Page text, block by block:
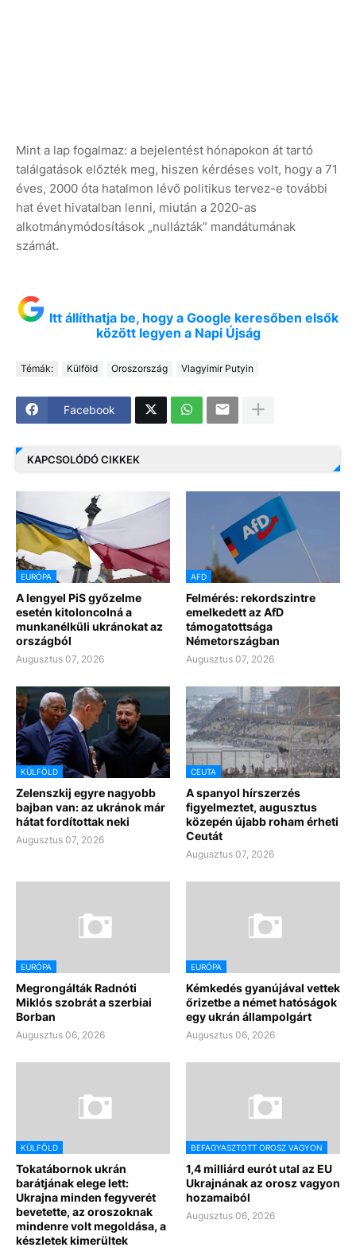
Mint a lap fogalmaz: a bejelentést hónapokon át tartó
találgatások előzték meg, hiszen kérdéses volt, hogy a 71
éves, 2000 óta hatalmon lévő politikus tervez-e további
hat évet hivatalban lenni, miután a 2020-as
alkotmánymódosítások „nullázták” mandátumának
számát.
Itt állíthatja be, hogy a Google keresőben elsők
között legyen a Napi Újság
Témák: Külföld Oroszország Vlagyimir Putyin
Facebook
KAPCSOLÓDÓ CIKKEK
EURÓPA
A lengyel PiS győzelme
esetén kitoloncolná a
munkanélküli ukránokat az
országból
Augusztus 07, 2026
AFD
Felmérés: rekordszintre
emelkedett az AfD
támogatottsága
Németországban
Augusztus 07, 2026
KÜLFÖLD
Zelenszkij egyre nagyobb
bajban van: az ukránok már
hátat fordítottak neki
Augusztus 07, 2026
CEUTA
A spanyol hírszerzés
figyelmeztet, augusztus
közepén újabb roham érheti
Ceutát
Augusztus 07, 2026
EURÓPA
Megrongálták Radnóti
Miklós szobrát a szerbiai
Borban
Augusztus 06, 2026
EURÓPA
Kémkedés gyanújával vettek
őrizetbe a német hatóságok
egy ukrán állampolgárt
Augusztus 06, 2026
KÜLFÖLD
Tokatábornok ukrán
barátjának elege lett:
Ukrajna minden fegyverét
bevetette, az oroszoknak
mindenre volt megoldása, a
készletek kimerültek
BEFAGYASZTOTT OROSZ VAGYON
1,4 milliárd eurót utal az EU
Ukrajnának az orosz vagyon
hozamaiból
Augusztus 06, 2026